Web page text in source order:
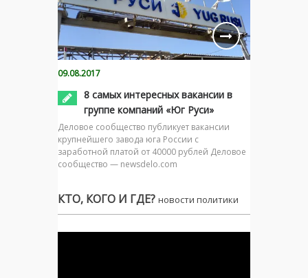
09.08.2017
8 самых интересных вакансии в
группе компаний «Юг Руси»
Деловое сообщество публикует вакансии
крупнейшего завода юга России с
заработной платой от 40000 рублей Деловое
сообщество — newsdelo.com
КТО, КОГО И ГДЕ? новости политики